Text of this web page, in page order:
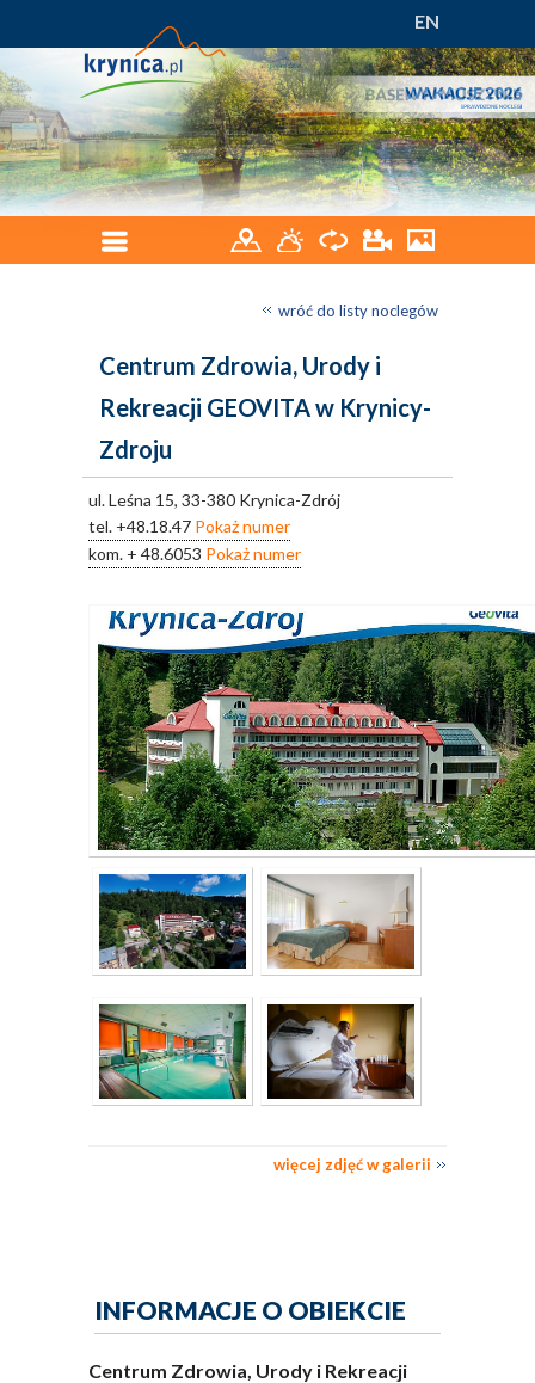
EN
wróć do listy noclegów
Centrum Zdrowia, Urody i
Rekreacji GEOVITA w Krynicy-
Zdroju
ul. Leśna 15, 33-380 Krynica-Zdrój
tel. +48.18.47 Pokaż numer
kom. + 48.6053 Pokaż numer
więcej zdjęć w galerii
INFORMACJE O OBIEKCIE
Centrum Zdrowia, Urody i Rekreacji